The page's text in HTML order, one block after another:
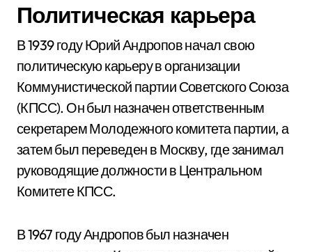
Политическая карьера
В 1939 году Юрий Андропов начал свою
политическую карьеру в организации
Коммунистической партии Советского Союза
(КПСС). Он был назначен ответственным
секретарем Молодежного комитета партии, а
затем был переведен в Москву, где занимал
руководящие должности в Центральном
Комитете КПСС.
В 1967 году Андропов был назначен